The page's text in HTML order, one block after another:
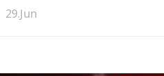
29.Jun